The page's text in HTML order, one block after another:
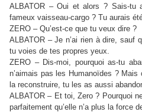
ALBATOR – Oui et alors ? Sais-tu
fameux vaisseau-cargo ? Tu aurais
ZERO – Qu’est-ce que tu veux dire ?
ALBATOR – Je n’ai rien à dire, sauf
tu voies de tes propres yeux.
ZERO – Dis-moi, pourquoi as-tu
n’aimais pas les Humanoïdes ?
la reconstruire, tu les as aussi
ALBATOR – Et toi, Zero ? Pourquoi
parfaitement qu’elle n’a plus la force